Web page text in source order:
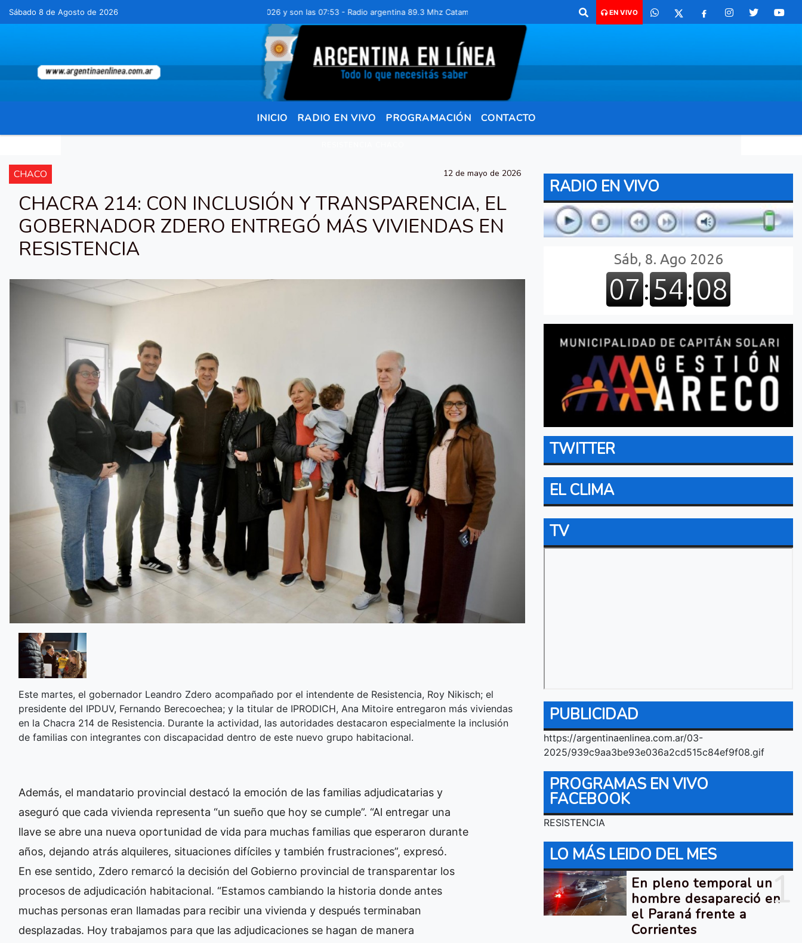
Sábado 8 de Agosto de 2026Hoy es Sábado 8 de Agosto de 2026 y son las 07:53 - Radio argentina 89.3 Mhz Catamarca 436 Resistencia Chaco para comunicarte 362 4879579 Radio argentina 89.3 Mhz
EN VIVO
INICIO RADIO EN VIVO PROGRAMACIÓN CONTACTO
CHACO 12 de mayo de 2026
CHACRA 214: CON INCLUSIÓN Y TRANSPARENCIA, EL
GOBERNADOR ZDERO ENTREGÓ MÁS VIVIENDAS EN
RESISTENCIA
Este martes, el gobernador Leandro Zdero acompañado por el intendente de Resistencia, Roy Nikisch; el
presidente del IPDUV, Fernando Berecoechea; y la titular de IPRODICH, Ana Mitoire entregaron más viviendas
en la Chacra 214 de Resistencia. Durante la actividad, las autoridades destacaron especialmente la inclusión
de familias con integrantes con discapacidad dentro de este nuevo grupo habitacional.
Además, el mandatario provincial destacó la emoción de las familias adjudicatarias y
aseguró que cada vivienda representa “un sueño que hoy se cumple”. “Al entregar una
llave se abre una nueva oportunidad de vida para muchas familias que esperaron durante
años, dejando atrás alquileres, situaciones difíciles y también frustraciones”, expresó.
En ese sentido, Zdero remarcó la decisión del Gobierno provincial de transparentar los
procesos de adjudicación habitacional. “Estamos cambiando la historia donde antes
muchas personas eran llamadas para recibir una vivienda y después terminaban
desplazadas. Hoy trabajamos para que las adjudicaciones se hagan de manera
RADIO EN VIVO
TWITTER
EL CLIMA
TV
PUBLICIDAD
https://argentinaenlinea.com.ar/03-
2025/939c9aa3be93e036a2cd515c84ef9f08.gif
PROGRAMAS EN VIVO
FACEBOOK
RESISTENCIA
LO MÁS LEIDO DEL MES
1
En pleno temporal un
hombre desapareció en
el Paraná frente a
Corrientes